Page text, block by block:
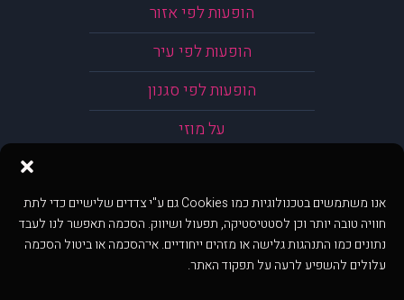
אנו משתמשים בטכנולוגיות כמו Cookies גם ע"י צדדים שלישיים כדי לתת
חוויה טובה יותר וכן לסטטיסטיקה, תפעול ושיווק. הסכמה תאפשר לנו לעבד
נתונים כמו התנהגות גלישה או מזהים ייחודיים. אי־הסכמה או ביטול הסכמה
עלולים להשפיע לרעה על תפקוד האתר.
הופעות לפי אזור
הופעות לפי עיר
הופעות לפי סגנון
על מוזי